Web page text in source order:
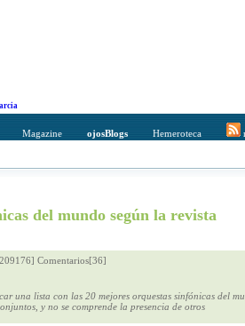
Magazine ojosBlogs Hemeroteca
Direccción de correo del destinatario
del mundo según la revista
Comentarios[36]
una lista con las 20 mejores orquestas sinfónicas del
y no se comprende la presencia de otros